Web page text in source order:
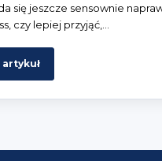
się jeszcze sensownie
czy lepiej przyjąć,...
artykuł